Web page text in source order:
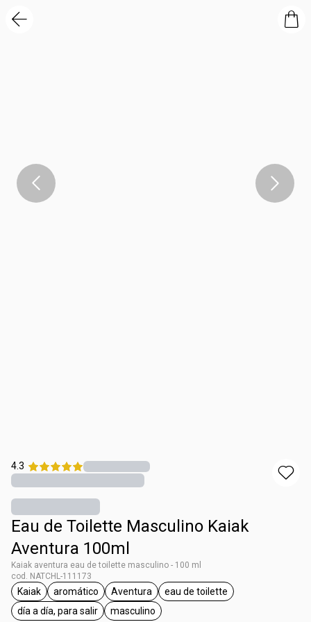
4.3
Eau de Toilette Masculino Kaiak
Aventura 100ml
Kaiak aventura eau de toilette masculino - 100 ml
cod. NATCHL-111173
general.tag Kaiak
Kaiak
general.tag aromático
aromático
general.tag Aventura
Aventura
general.tag eau de toilette
eau de toilette
general.tag día a día, para salir
día a día, para salir
general.tag masculino
masculino